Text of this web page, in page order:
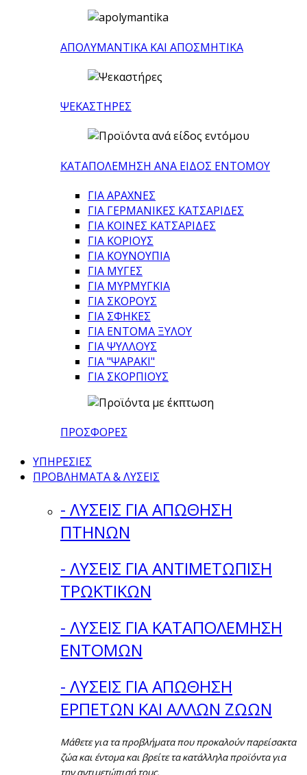
ΑΠΟΛΥΜΑΝΤΙΚΑ ΚΑΙ ΑΠΟΣΜΗΤΙΚΑ
ΨΕΚΑΣΤΗΡΕΣ
ΚΑΤΑΠΟΛΕΜΗΣΗ ΑΝΑ ΕΙΔΟΣ ΕΝΤΟΜΟΥ
ΓΙΑ ΑΡΑΧΝΕΣ
ΓΙΑ ΓΕΡΜΑΝΙΚΕΣ ΚΑΤΣΑΡΙΔΕΣ
ΓΙΑ ΚΟΙΝΕΣ ΚΑΤΣΑΡΙΔΕΣ
ΓΙΑ ΚΟΡΙΟΥΣ
ΓΙΑ ΚΟΥΝΟΥΠΙΑ
ΓΙΑ ΜΥΓΕΣ
ΓΙΑ ΜΥΡΜΥΓΚΙΑ
ΓΙΑ ΣΚΟΡΟΥΣ
ΓΙΑ ΣΦΗΚΕΣ
ΓΙΑ ΕΝΤΟΜΑ ΞΥΛΟΥ
ΓΙΑ ΨΥΛΛΟΥΣ
ΓΙΑ "ΨΑΡΑΚΙ"
ΓΙΑ ΣΚΟΡΠΙΟΥΣ
ΠΡΟΣΦΟΡΕΣ
ΥΠΗΡΕΣΙΕΣ
ΠΡΟΒΛΗΜΑΤΑ & ΛΥΣΕΙΣ
- ΛΥΣΕΙΣ ΓΙΑ ΑΠΩΘΗΣΗ
ΠΤΗΝΩΝ
- ΛΥΣΕΙΣ ΓΙΑ ΑΝΤΙΜΕΤΩΠΙΣΗ
ΤΡΩΚΤΙΚΩΝ
- ΛΥΣΕΙΣ ΓΙΑ ΚΑΤΑΠΟΛΕΜΗΣΗ
ΕΝΤΟΜΩΝ
- ΛΥΣΕΙΣ ΓΙΑ ΑΠΩΘΗΣΗ
ΕΡΠΕΤΩΝ ΚΑΙ ΑΛΛΩΝ ΖΩΩΝ
Μάθετε για τα προβλήματα που προκαλούν παρείσακτα
ζώα και έντομα και βρείτε τα κατάλληλα προϊόντα για
την αντιμετώπισή τους.